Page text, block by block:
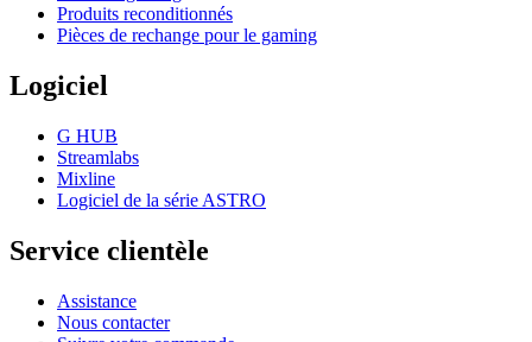
Produits reconditionnés
Pièces de rechange pour le gaming
Logiciel
G HUB
Streamlabs
Mixline
Logiciel de la série ASTRO
Service clientèle
Assistance
Nous contacter